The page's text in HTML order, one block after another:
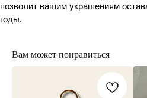
позволит вашим украшениям
годы.
Вам может понравиться